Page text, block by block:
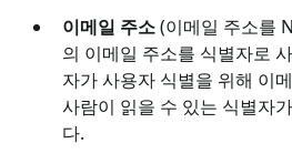
이메일 주소(이메일 주소를
의 이메일 주소를 식별자로
자가 사용자 식별을 위해 이
사람이 읽을 수 있는 식별자
다.